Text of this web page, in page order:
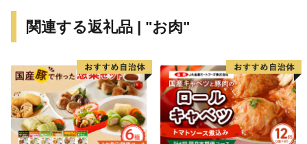
も記載されており、その風土記に登場する大人（おおひ
チーフとした「たか坊」が町のＰＲをしています。
★ABCテレビのニュース情報番組「キャスト」で「 畑
中義和商店 」” つやの玉 ”が紹介されました！
👉 『つやの玉』・『こんにゃく美肌たおる』×2ｾｯﾄ
関連する返礼品 | "お肉"